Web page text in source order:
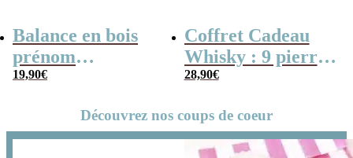
Balance en bois
prénom
personnalisable –
d’amour”
19,90€
Coffret Cadeau
Whisky : 9 pierres
dans une boîte
Mon Papy
d’amour
28,90€
Découvrez nos coups de coeur